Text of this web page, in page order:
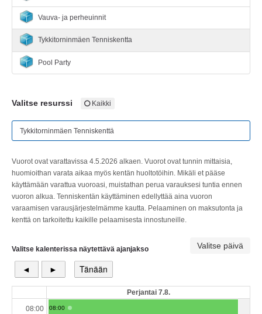
Vauva- ja perheuinnit
Tykkitorninmäen Tenniskentta
Pool Party
Valitse resurssi Kaikki
Tykkitorninmäen Tenniskenttä
Vuorot ovat varattavissa 4.5.2026 alkaen. Vuorot ovat tunnin mittaisia,
huomioithan varata aikaa myös kentän huoltotöihin. Mikäli et pääse
käyttämään varattua vuoroasi, muistathan perua varauksesi tuntia ennen
vuoron alkua. Tenniskentän käyttäminen edellyttää aina vuoron
varaamisen varausjärjestelmämme kautta. Pelaaminen on maksutonta ja
kenttä on tarkoitettu kaikille pelaamisesta innostuneille.
Valitse kalenterissa näytettävä ajanjakso
◄ ► Tänään
Valitse päivä
Perjantai 7.8.
08:00
08:00